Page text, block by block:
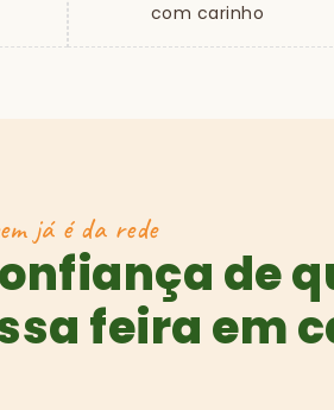
com carinho
já é da rede
de
feira em